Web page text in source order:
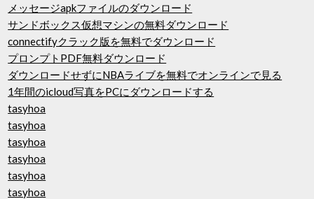
メッセージapkファイルのダウンロード
サンドボックス仮想マシンの無料ダウンロード
connectifyクラック版を無料でダウンロード
プロンプトPDF無料ダウンロード
ダウンロードせずにNBAライブを無料でオンラインで見る
1年間のicloud写真をPCにダウンロードする
tasyhoa
tasyhoa
tasyhoa
tasyhoa
tasyhoa
tasyhoa